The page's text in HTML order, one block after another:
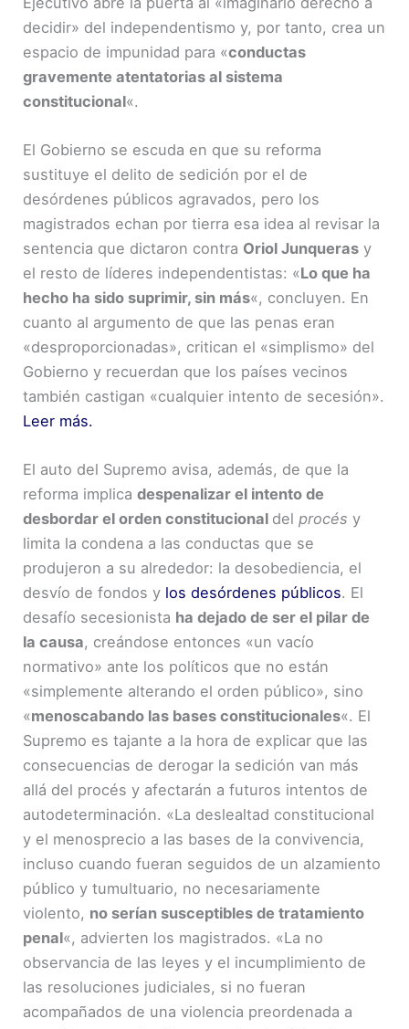
decidir» del independentismo y, por tanto, crea un
espacio de impunidad para «conductas
gravemente atentatorias al sistema
constitucional«.
El Gobierno se escuda en que su reforma
sustituye el delito de sedición por el de
desórdenes públicos agravados, pero los
magistrados echan por tierra esa idea al revisar la
sentencia que dictaron contra Oriol Junqueras y
el resto de líderes independentistas: «Lo que ha
hecho ha sido suprimir, sin más«, concluyen. En
cuanto al argumento de que las penas eran
«desproporcionadas», critican el «simplismo» del
Gobierno y recuerdan que los países vecinos
también castigan «cualquier intento de secesión».
Leer más.
El auto del Supremo avisa, además, de que la
reforma implicadespenalizar el intento de
desbordar el orden constitucional delprocésy
limita la condena a las conductas que se
produjeron a su alrededor: la desobediencia, el
desvío de fondos y los desórdenes públicos. El
desafío secesionista ha dejado de ser el pilar de
la causa, creándose entonces «un vacío
normativo» ante los políticos que no están
«simplemente alterando el orden público», sino
«menoscabando las bases constitucionales«. El
Supremo es tajante a la hora de explicar que las
consecuencias de derogar la sedición van más
allá del procés y afectarán a futuros intentos de
autodeterminación. «La deslealtad constitucional
y el menosprecio a las bases de la convivencia,
incluso cuando fueran seguidos de un alzamiento
público y tumultuario, no necesariamente
violento, no serían susceptibles de tratamiento
penal«, advierten los magistrados. «La no
observancia de las leyes y el incumplimiento de
las resoluciones judiciales, si no fueran
acompañados de una violencia preordenada a